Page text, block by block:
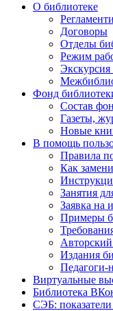
О библиотеке
Договоры
Отделы
Режим
Экскурсия
Фонд
Состав
Газеты,
Новые
В помощь
Правила
Как
Занятия
Заявка на
Примеры
Издания
Педагоги-
Виртуальные
Библиотека
СЭБ: показатели